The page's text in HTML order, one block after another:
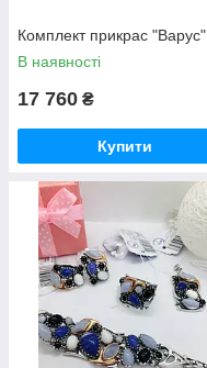
Комплект прикрас "Варус"
В наявності
17 760 ₴
Купити